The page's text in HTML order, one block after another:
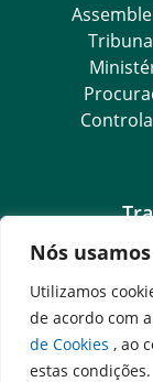
Nós
Utilizamos
de acordo com
de Cookies , ao
estas condições.
SIC –
e-SIC –